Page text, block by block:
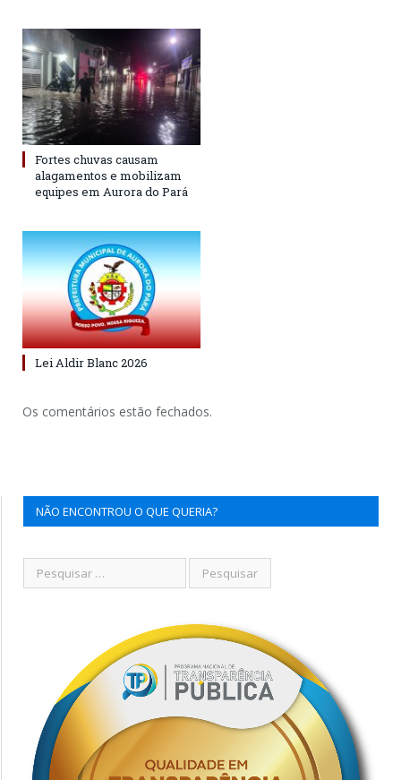
Fortes chuvas causam
alagamentos e mobilizam
equipes em Aurora do Pará
Lei Aldir Blanc 2026
Os comentários estão fechados.
NÃO ENCONTROU O QUE QUERIA?